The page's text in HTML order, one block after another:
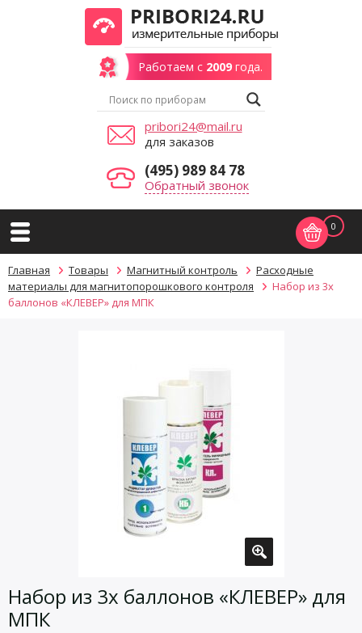
Работаем с 2009года.
pribori24@mail.ru
для заказов
(495) 989 84 78
Обратный звонок
0
Главная Товары Магнитный контроль
Расходные
материалы для магнитопорошкового контроля
Набор из 3х
баллонов «КЛЕВЕР» для МПК
Набор из 3х баллонов «КЛЕВЕР» для
МПК